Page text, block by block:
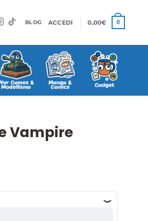
BLOG ACCEDI 0,00€ 0
Vampire